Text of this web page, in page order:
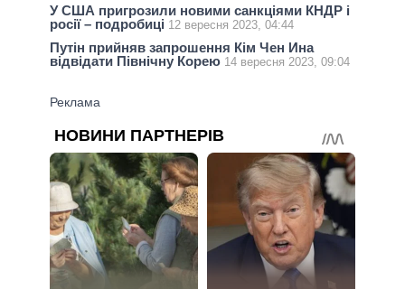
У США пригрозили новими санкціями КНДР і
росії – подробиці 12 вересня 2023, 04:44
Путін прийняв запрошення Кім Чен Ина
відвідати Північну Корею 14 вересня 2023, 09:04